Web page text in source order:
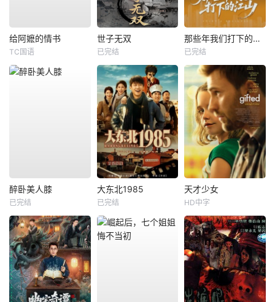
给阿嬷的情书
TC国语
世子无双
已完结
那些年我们打下的江山
已完结
醉卧美人膝
已完结
大东北1985
已完结
天才少女
HD中字